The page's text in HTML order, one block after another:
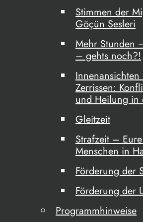
Stimmen der
Göçün Sesleri
Mehr Stunden
– gehts noch?!
Zerrissen:
und Heilung in
Gleitzeit
Strafzeit –
Menschen in
Förderung der
Förderung der
Programmhinweise